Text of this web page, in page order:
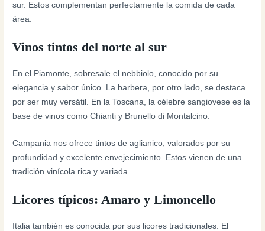
sur. Estos complementan perfectamente la comida de cada
área.
Vinos tintos del norte al sur
En el Piamonte, sobresale el nebbiolo, conocido por su
elegancia y sabor único. La barbera, por otro lado, se destaca
por ser muy versátil. En la Toscana, la célebre sangiovese es la
base de vinos como Chianti y Brunello di Montalcino.
Campania nos ofrece tintos de aglianico, valorados por su
profundidad y excelente envejecimiento. Estos vienen de una
tradición vinícola rica y variada.
Licores típicos: Amaro y Limoncello
Italia también es conocida por sus licores tradicionales. El